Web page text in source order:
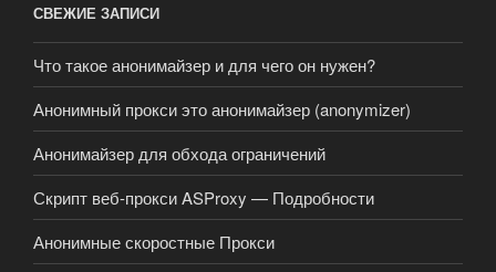
СВЕЖИЕ ЗАПИСИ
Что такое анонимайзер и для чего он нужен?
Анонимный прокси это анонимайзер (anonymizer)
Анонимайзер для обхода ограничений
Скрипт веб-прокси ASProxy — Подробности
Анонимные скоростные Прокси